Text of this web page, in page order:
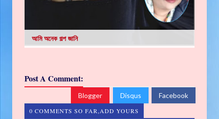
আমি অনেক গল্প জানি
Post A Comment:
Blogger Disqus Facebook
0 COMMENTS SO FAR,ADD YOURS